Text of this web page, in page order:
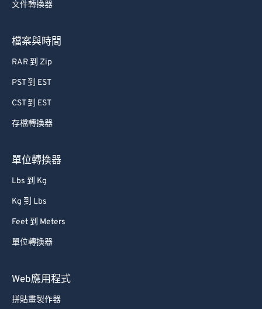
文件轉換器
檔案與時間
RAR 到 Zip
PST 到 EST
CST 到 EST
存檔轉換器
單位轉換器
Lbs 到 Kg
Kg 到 Lbs
Feet 到 Meters
單位轉換器
Web應用程式
拼貼畫製作器